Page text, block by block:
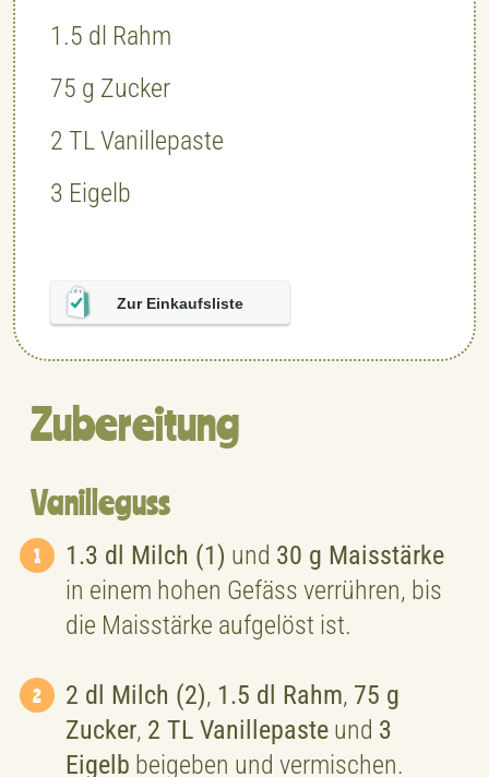
1.5 dl Rahm
75 g Zucker
2 TLVanillepaste
3 Eigelb
Zur Einkaufsliste
Zubereitung
Vanilleguss
1.3 dl Milch (1) und 30 g Maisstärke
in einem hohen Gefäss verrühren, bis
die Maisstärke aufgelöst ist.
2 dl Milch (2), 1.5 dl Rahm, 75 g
Zucker, 2 TL Vanillepaste und 3
Eigelb beigeben und vermischen.